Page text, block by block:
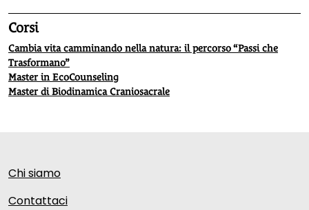
Corsi
Cambia vita camminando nella natura: il percorso “Passi che
Trasformano”
Master in EcoCounseling
Master di Biodinamica Craniosacrale
Chi siamo
Contattaci